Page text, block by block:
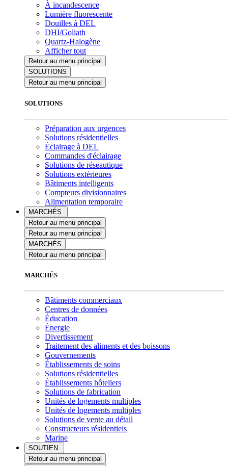
À incandescence
Lumière fluorescente
Douilles à DEL
DHI/Goliath
Quartz-Halogène
Afficher tout
Retour au menu principal
SOLUTIONS
Retour au menu principal
SOLUTIONS
Préparation aux urgences
Solutions résidentielles
Éclairage à DEL
Commandes d'éclairage
Solutions de réseautique
Solutions extérieures
Bâtiments intelligents
Compteurs divisionnaires
Alimentation temporaire
MARCHÉS
Retour au menu principal
Retour au menu principal
MARCHÉS
Retour au menu principal
MARCHÉS
Bâtiments commerciaux
Centres de données
Éducation
Énergie
Divertissement
Traitement des aliments et des boissons
Gouvernements
Établissements de soins
Solutions résidentielles
Établissements hôteliers
Solutions de fabrication
Unités de logements multiples
Unités de logements multiples
Solutions de vente au détail
Constructeurs résidentiels
Marine
SOUTIEN
Retour au menu principal